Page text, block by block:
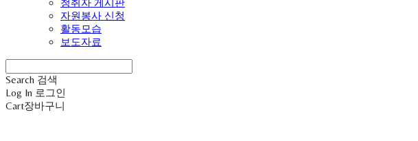
자원봉사 신청
활동모습
보도자료
Search 검색
Log In 로그인
Cart장바구니